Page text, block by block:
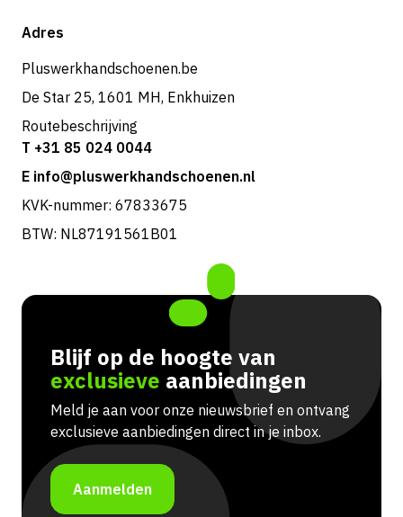
Retouren & service
Shop
Adres
Pluswerkhandschoenen.be
De Star 25, 1601 MH, Enkhuizen
Routebeschrijving
T +31 85 024 0044
E info@pluswerkhandschoenen.nl
KVK-nummer: 67833675
BTW: NL87191561B01
Blijf op de hoogte van
exclusieve aanbiedingen
Meld je aan voor onze nieuwsbrief en ontvang
exclusieve aanbiedingen direct in je inbox.
Aanmelden